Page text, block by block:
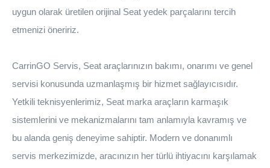
uygun olarak üretilen orijinal Seat yedek parçalarını tercih
etmenizi öneririz.
CarrinGO Servis, Seat araçlarınızın bakımı, onarımı ve genel
servisi konusunda uzmanlaşmış bir hizmet sağlayıcısıdır.
Yetkili teknisyenlerimiz, Seat marka araçların karmaşık
sistemlerini ve mekanizmalarını tam anlamıyla kavramış ve
bu alanda geniş deneyime sahiptir. Modern ve donanımlı
servis merkezimizde, aracınızın her türlü ihtiyacını karşılamak